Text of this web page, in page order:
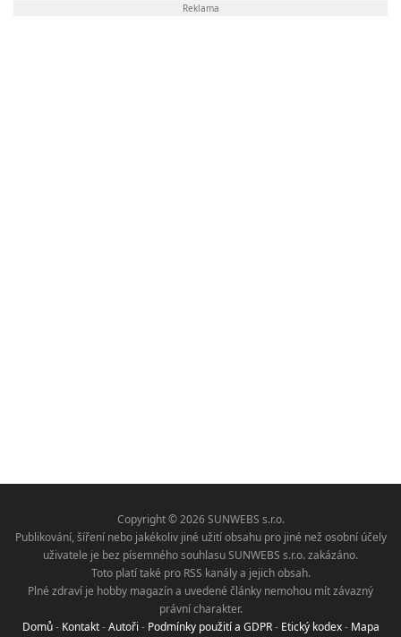
Reklama
Copyright © 2026 SUNWEBS s.r.o.
Publikování, šíření nebo jakékoliv jiné užití obsahu pro jiné než osobní účely
uživatele je bez písemného souhlasu SUNWEBS s.r.o. zakázáno.
Toto platí také pro RSS kanály a jejich obsah.
Plné zdraví je hobby magazín a uvedené články nemohou mít závazný
právní charakter.
Domů- Kontakt-Autoři - Podmínky použití a GDPR- Etický kodex- Mapa